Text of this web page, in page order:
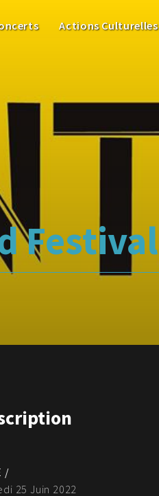
Actions Culturelles
Festival
/
25 Juin 2022